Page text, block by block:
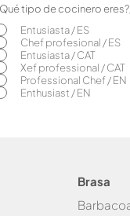
tipo de cocinero
Entusiasta / ES
Chef profesional / ES
Entusiasta / CAT
Xef professional / CAT
Professional Chef / EN
Enthusiast / EN
Brasa
Bar